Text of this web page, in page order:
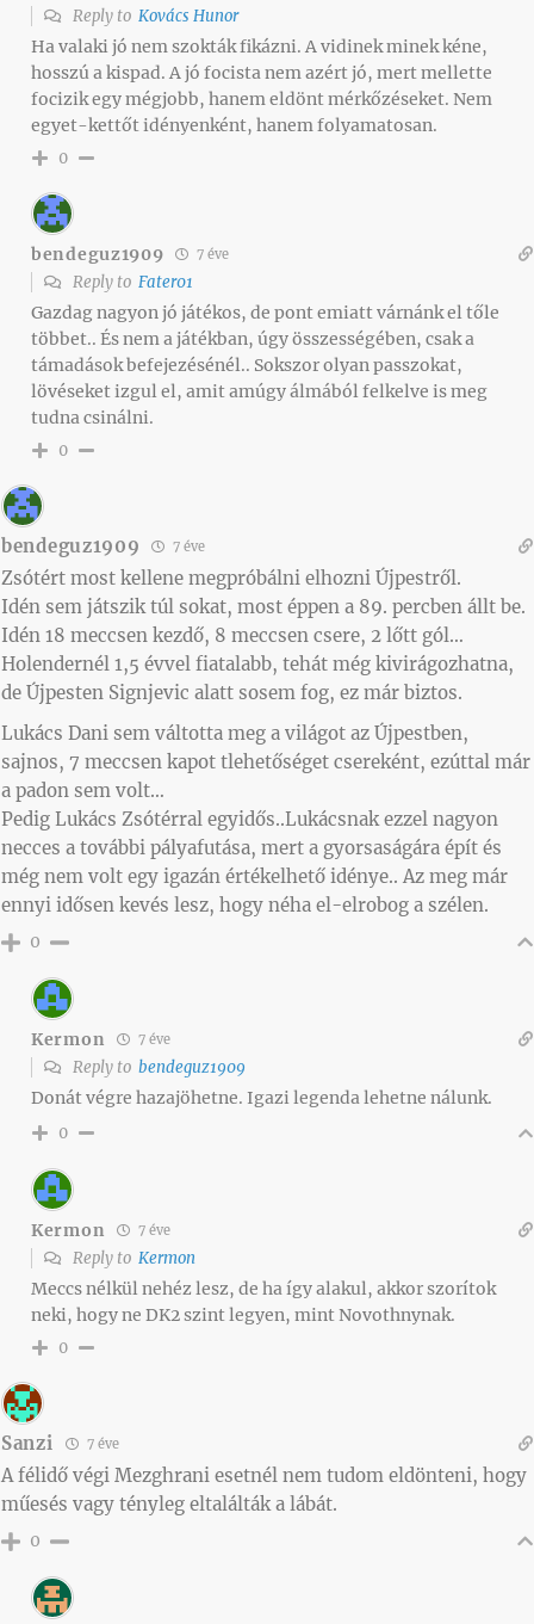
Reply to Kovács Hunor
Ha valaki jó nem szokták fikázni. A vidinek minek kéne,
hosszú a kispad. A jó focista nem azért jó, mert mellette
focizik egy mégjobb, hanem eldönt mérkőzéseket. Nem
egyet-kettőt idényenként, hanem folyamatosan.
0
bendeguz1909 7 éve
Reply to Fater01
Gazdag nagyon jó játékos, de pont emiatt várnánk el tőle
többet.. És nem a játékban, úgy összességében, csak a
támadások befejezésénél.. Sokszor olyan passzokat,
lövéseket izgul el, amit amúgy álmából felkelve is meg
tudna csinálni.
0
bendeguz1909 7 éve
Zsótért most kellene megpróbálni elhozni Újpestről.
Idén sem játszik túl sokat, most éppen a 89. percben állt be.
Idén 18 meccsen kezdő, 8 meccsen csere, 2 lőtt gól…
Holendernél 1,5 évvel fiatalabb, tehát még kivirágozhatna,
de Újpesten Signjevic alatt sosem fog, ez már biztos.
Lukács Dani sem váltotta meg a világot az Újpestben,
sajnos, 7 meccsen kapot tlehetőséget csereként, ezúttal már
a padon sem volt…
Pedig Lukács Zsótérral egyidős..Lukácsnak ezzel nagyon
necces a további pályafutása, mert a gyorsaságára épít és
még nem volt egy igazán értékelhető idénye.. Az meg már
ennyi idősen kevés lesz, hogy néha el-elrobog a szélen.
0
Kermon 7 éve
Reply to bendeguz1909
Donát végre hazajöhetne. Igazi legenda lehetne nálunk.
0
Kermon 7 éve
Reply to Kermon
Meccs nélkül nehéz lesz, de ha így alakul, akkor szorítok
neki, hogy ne DK2 szint legyen, mint Novothnynak.
0
Sanzi 7 éve
A félidő végi Mezghrani esetnél nem tudom eldönteni, hogy
műesés vagy tényleg eltalálták a lábát.
0